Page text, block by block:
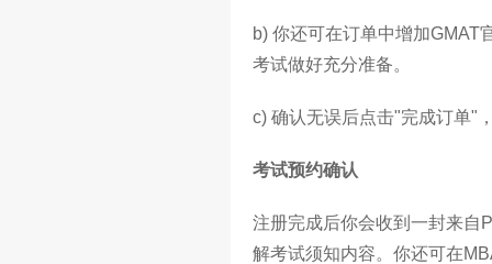
b) 你还可在订单中增加GMAT
考试做好充分准备。
c) 确认无误后点击"完成订单"
考试预约确认
注册完成后你会收到一封来自
解考试须知内容。你还可在